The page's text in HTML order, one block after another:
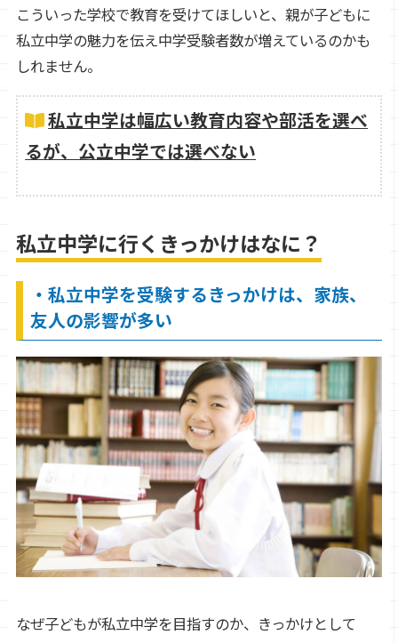
こういった学校で教育を受けてほしいと、親が子どもに
私立中学の魅力を伝え中学受験者数が増えているのかも
しれません。
私立中学は幅広い教育内容や部活を選べ
るが、公立中学では選べない
私立中学に行くきっかけはなに？
・私立中学を受験するきっかけは、家族、
友人の影響が多い
なぜ子どもが私立中学を目指すのか、きっかけとして